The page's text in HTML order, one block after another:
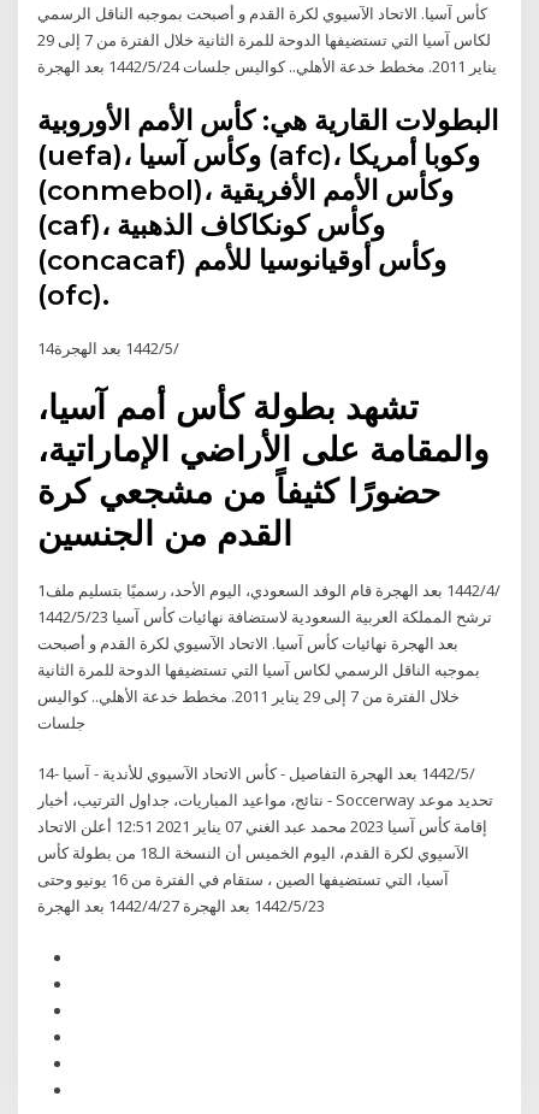
كأس آسيا. الاتحاد الآسيوي لكرة القدم و أصبحت بموجبه الناقل الرسمي
لكاس آسيا التي تستضيفها الدوحة للمرة الثانية خلال الفترة من 7 إلى 29
يناير 2011. مخطط خدعة الأهلي.. كواليس جلسات 24‏‏/5‏‏/1442 بعد الهجرة
البطولات القارية هي: كأس الأمم الأوروبية
(uefa)، وكأس آسيا (afc)، وكوبا أمريكا
(conmebol)، وكأس الأمم الأفريقية
(caf)، وكأس كونكاكاف الذهبية
(concacaf) وكأس أوقيانوسيا للأمم
(ofc).
14‏‏/5‏‏/1442 بعد الهجرة
تشهد بطولة كأس أمم آسيا،
والمقامة على الأراضي الإماراتية،
حضورًا كثيفاً من مشجعي كرة
القدم من الجنسين
1‏‏/4‏‏/1442 بعد الهجرة قام الوفد السعودي، اليوم الأحد، رسميًا بتسليم ملف
ترشح المملكة العربية السعودية لاستضافة نهائيات كأس آسيا 23‏‏/5‏‏/1442
بعد الهجرة نهائيات كأس آسيا. الاتحاد الآسيوي لكرة القدم و أصبحت
بموجبه الناقل الرسمي لكاس آسيا التي تستضيفها الدوحة للمرة الثانية
خلال الفترة من 7 إلى 29 يناير 2011. مخطط خدعة الأهلي.. كواليس
جلسات
14‏‏/5‏‏/1442 بعد الهجرة التفاصيل - كأس الاتحاد الآسيوي للأندية - آسيا -
نتائج، مواعيد المباريات، جداول الترتيب، أخبار - Soccerway تحديد موعد
إقامة كأس آسيا 2023 محمد عبد الغني 07 يناير 2021 12:51 أعلن الاتحاد
الآسيوي لكرة القدم، اليوم الخميس أن النسخة الـ18 من بطولة كأس
آسيا، التي تستضيفها الصين ، ستقام في الفترة من 16 يونيو وحتى
23‏‏/5‏‏/1442 بعد الهجرة 27‏‏/4‏‏/1442 بعد الهجرة